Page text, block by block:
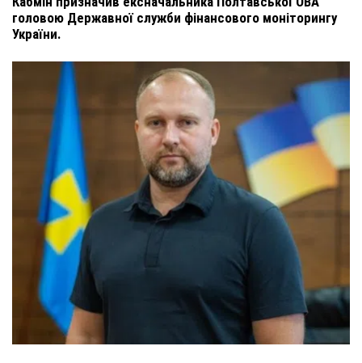
головою Державної служби фінансового моніторингу
України.